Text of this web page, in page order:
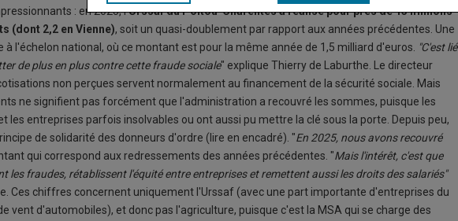
: en 2025, l'Urssaf du Poitou-Charentes a réalisé pour près de 13millions
(dont 2,2 en Vienne), soit un quasi-doublement par rapport aux années précédentes. Une
l'échelon national, où ce montant est pour la même année de 1,5 milliard d'euros.
"C'est lié
de plus en plus contre cette fraude sociale" explique Thierry de Laburthe. Le directeur
non perçues servent normalement au financement de la sécurité sociale. Mais
ne signifient pas forcément que l'administration a recouvré les sommes, puisque les
les entreprises parfois insolvables ou ont aussi pu mettre la clé sous la porte. Depuis peu,
de solidarité des donneurs d'ordre (lire en encadré). "En 2025, nous avons recouvré
qui correspond aux redressements des années précédentes. "Mais l'intérêt, c'est que
les fraudes, rétablissent l'équité entre entreprises et remettent aussi les droits des salariés"
Ces chiffres concernent uniquement l'Urssaf (avec une part importante d'entreprises du
vent d'automobiles), et donc pas l'agriculture, puisque c'est la MSA qui se charge des